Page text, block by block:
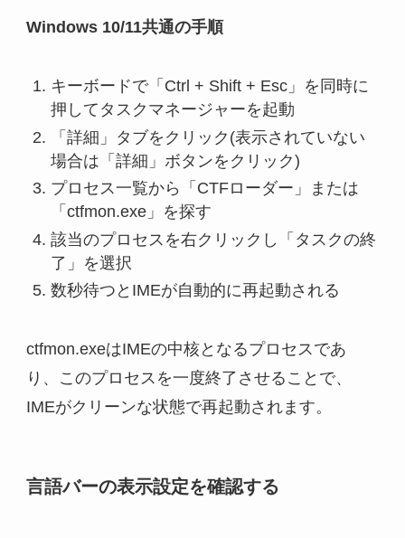
Windows 10/11共通の手順
キーボードで「Ctrl + Shift + Esc」を同時に
押してタスクマネージャーを起動
「詳細」タブをクリック(表示されていない
場合は「詳細」ボタンをクリック)
プロセス一覧から「CTFローダー」または
「ctfmon.exe」を探す
該当のプロセスを右クリックし「タスクの終
了」を選択
数秒待つとIMEが自動的に再起動される
ctfmon.exeはIMEの中核となるプロセスであ
り、このプロセスを一度終了させることで、
IMEがクリーンな状態で再起動されます。
言語バーの表示設定を確認する